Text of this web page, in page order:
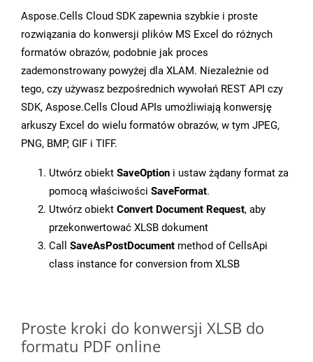
Aspose.Cells Cloud SDK zapewnia szybkie i proste
rozwiązania do konwersji plików MS Excel do różnych
formatów obrazów, podobnie jak proces
zademonstrowany powyżej dla XLAM. Niezależnie od
tego, czy używasz bezpośrednich wywołań REST API czy
SDK, Aspose.Cells Cloud APIs umożliwiają konwersję
arkuszy Excel do wielu formatów obrazów, w tym JPEG,
PNG, BMP, GIF i TIFF.
Utwórz obiekt SaveOption i ustaw żądany format za
pomocą właściwości SaveFormat.
Utwórz obiekt Convert Document Request, aby
przekonwertować XLSB dokument
Call SaveAsPostDocument method of CellsApi
class instance for conversion from XLSB
Proste kroki do konwersji XLSB do
formatu PDF online